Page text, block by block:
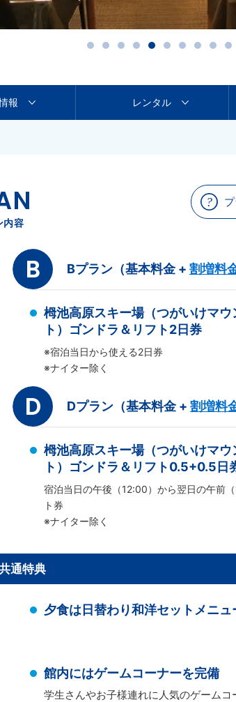
報 レンタル
内容
B Bプラン（基本料金 + 割増料
栂池高原スキー場（つがいけマウ
ト）ゴンドラ＆リフト2日券
※宿泊当日から使える2日券
※ナイター除く
D Dプラン（基本料金 + 割増料
栂池高原スキー場（つがいけマウ
ト）ゴンドラ＆リフト0.5+0.5日
宿泊当日の午後（12:00）から翌日の午前
ト券
※ナイター除く
通特典
夕食は日替わり和洋セットメニュ
館内にはゲームコーナーを完備
学生さんやお子様連れに人気のゲーム